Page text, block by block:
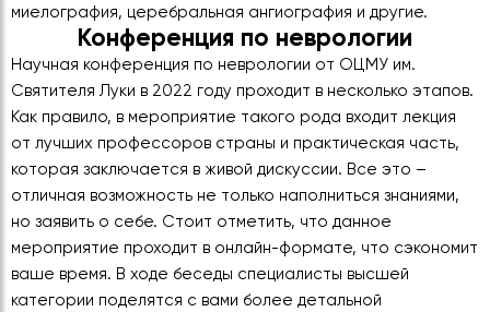
миелография, церебральная ангиография и другие.
Конференция по неврологии
Научная конференция по неврологии от ОЦМУ им.
Святителя Луки в 2022 году проходит в несколько этапов.
Как правило, в мероприятие такого рода входит лекция
от лучших профессоров страны и практическая часть,
которая заключается в живой дискуссии. Все это –
отличная возможность не только наполниться знаниями,
но заявить о себе. Стоит отметить, что данное
мероприятие проходит в онлайн-формате, что сэкономит
ваше время. В ходе беседы специалисты высшей
категории поделятся с вами более детальной